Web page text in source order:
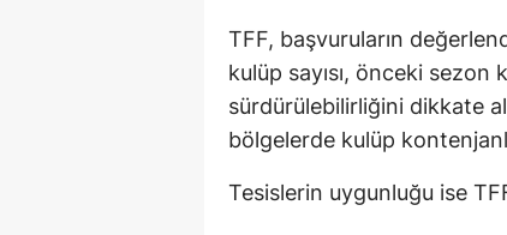
TFF, başvuruların
kulüp sayısı, önceki sezon
sürdürülebilirliğini dikkate
bölgelerde kulüp
Tesislerin uygunluğu ise